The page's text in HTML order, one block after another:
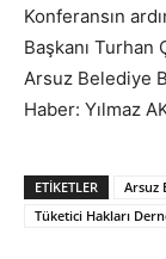
Konferansın
Başkanı
Arsuz Belediye
Haber: Yılmaz
ETIKETLER Arsuz
Tüketici Hakları